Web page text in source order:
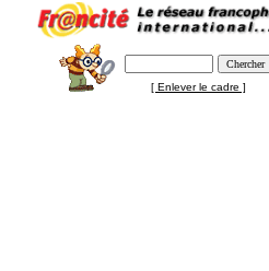
[ Enlever le cadre ]